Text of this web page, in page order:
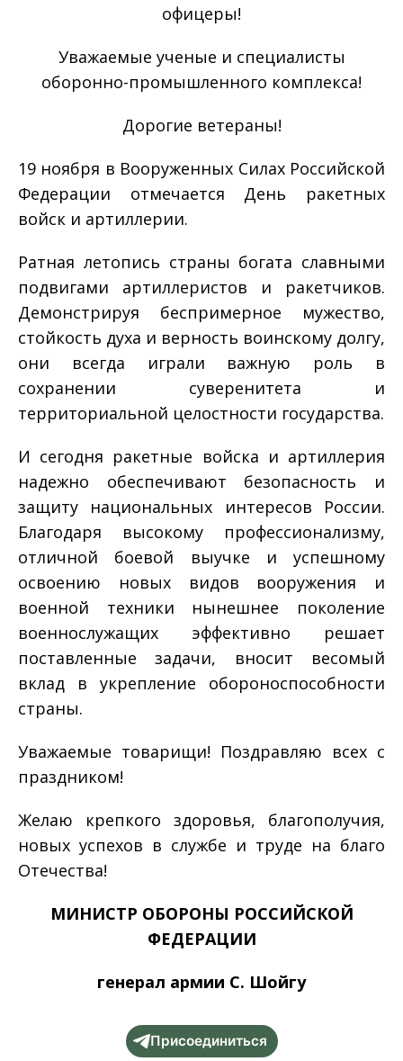
офицеры!
Уважаемые ученые и специалисты
оборонно-промышленного комплекса!
Дорогие ветераны!
19 ноября в Вооруженных Силах Российской
Федерации отмечается День ракетных
войск и артиллерии.
Ратная летопись страны богата славными
подвигами артиллеристов и ракетчиков.
Демонстрируя беспримерное мужество,
стойкость духа и верность воинскому долгу,
они всегда играли важную роль в
сохранении суверенитета и
территориальной целостности государства.
И сегодня ракетные войска и артиллерия
надежно обеспечивают безопасность и
защиту национальных интересов России.
Благодаря высокому профессионализму,
отличной боевой выучке и успешному
освоению новых видов вооружения и
военной техники нынешнее поколение
военнослужащих эффективно решает
поставленные задачи, вносит весомый
вклад в укрепление обороноспособности
страны.
Уважаемые товарищи! Поздравляю всех с
праздником!
Желаю крепкого здоровья, благополучия,
новых успехов в службе и труде на благо
Отечества!
МИНИСТР ОБОРОНЫ РОССИЙСКОЙ
ФЕДЕРАЦИИ
генерал армии С. Шойгу
Присоединиться